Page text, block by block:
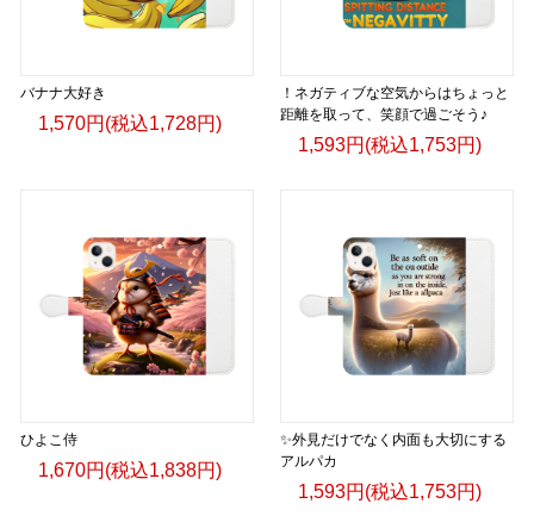
バナナ大好き
1,570円(税込1,728円)
！ネガティブな空気からはちょっと
距離を取って、笑顔で過ごそう♪
1,593円(税込1,753円)
ひよこ侍
1,670円(税込1,838円)
✨外見だけでなく内面も大切にする
アルパカ
1,593円(税込1,753円)